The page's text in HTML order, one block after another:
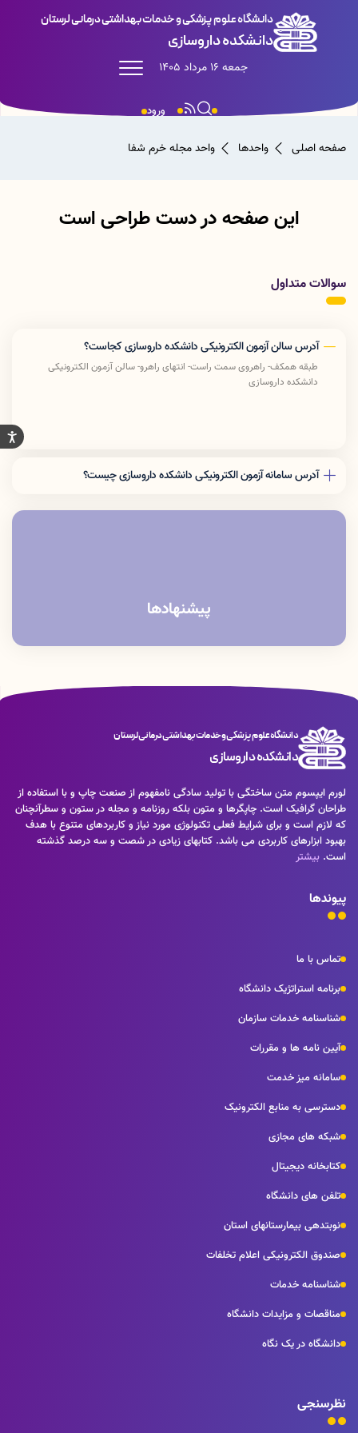
دانشگاه علوم پزشکی و خدمات بهداشتی درمانی لرستان
دانشکده داروسازی
جمعه 16 مرداد 1405
ورود
صفحه اصلی واحدها واحد مجله خرم شفا
این صفحه در دست طراحی است
سوالات متداول
آدرس سالن آزمون الکترونیکی دانشکده داروسازی کجاست؟
طبقه همکف- راهروی سمت راست- انتهای راهرو- سالن آزمون الکترونیکی
دانشکده داروسازی
آدرس سامانه آزمون الکترونیکی دانشکده داروسازی چیست؟
آدرس IP نیز 192.168.32.20 می باشد
پیشنهادها
دانشگاه علوم پزشکی و خدمات بهداشتی درمانی لرستان
دانشکده داروسازی
لورم ایپسوم متن ساختگی با تولید سادگی نامفهوم از صنعت چاپ و با استفاده از
طراحان گرافیک است. چاپگرها و متون بلکه روزنامه و مجله در ستون و سطرآنچنان
که لازم است و برای شرایط فعلی تکنولوژی مورد نیاز و کاربردهای متنوع با هدف
بهبود ابزارهای کاربردی می باشد. کتابهای زیادی در شصت و سه درصد گذشته
است. بیشتر
پیوندها
تماس با ما
برنامه استراتژیک دانشگاه
شناسنامه خدمات سازمان
آیین نامه ها و مقررات
سامانه میز خدمت
دسترسی به منابع الکترونیک
شبکه های مجازی
کتابخانه دیجیتال
تلفن های دانشگاه
نوبتدهی بیمارستانهای استان
صندوق الکترونیکی اعلام تخلفات
شناسنامه خدمات
مناقصات و مزایدات دانشگاه
دانشگاه در یک نگاه
نظرسنجی